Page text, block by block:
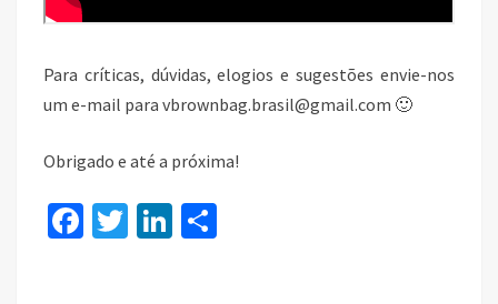
Para críticas, dúvidas, elogios e sugestões envie-nos
um e-mail para vbrownbag.brasil@gmail.com 🙂
Obrigado e até a próxima!
Fa T
Li